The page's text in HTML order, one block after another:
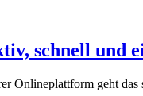
schnell und
Onlineplattform geht das